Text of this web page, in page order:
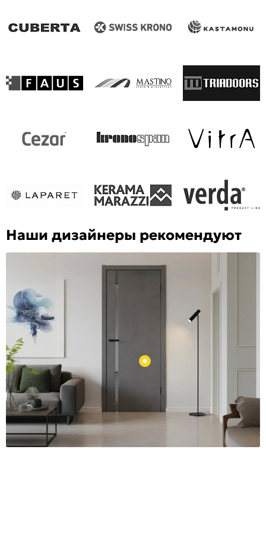
Наши дизайнеры рекомендуют